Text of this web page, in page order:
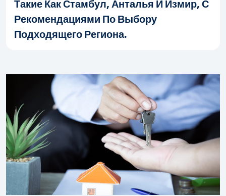
Такие Как Стамбул, Анталья И Измир, С
Рекомендациями По Выбору
Подходящего Региона.